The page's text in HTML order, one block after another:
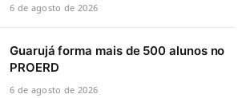
6 de agosto de 2026
Guarujá forma mais de 500 alunos no
PROERD
6 de agosto de 2026